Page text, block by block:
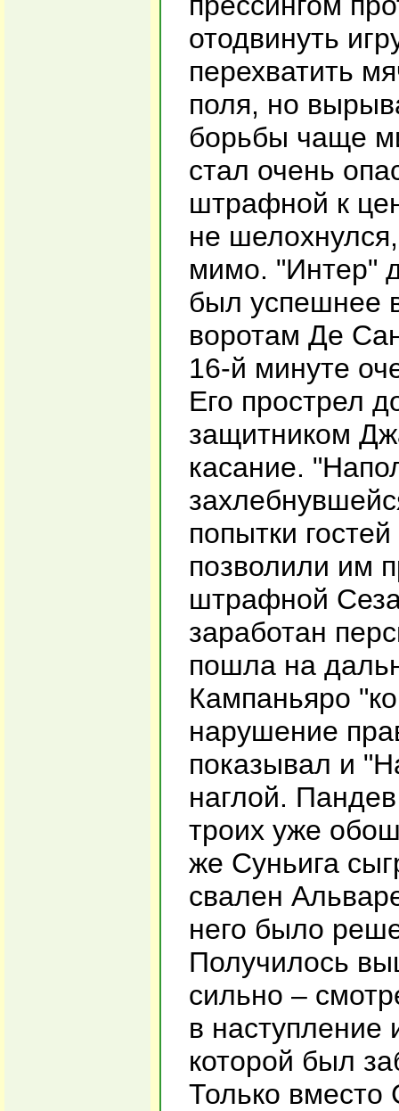
отодвинуть
перехватить
поля, но
борьбы чаще
стал очень
штрафной к
не
мимо. "Интер"
был успешнее
воротам Де
16-й минуте
Его прострел
защитником
касание.
попытки
позволили им
штрафной
заработан
пошла на
Кампаньяро
нарушение
показывал и
наглой.
троих уже
же Суньига
свален
него было
Получилось
сильно –
в
которой был
Только вместо